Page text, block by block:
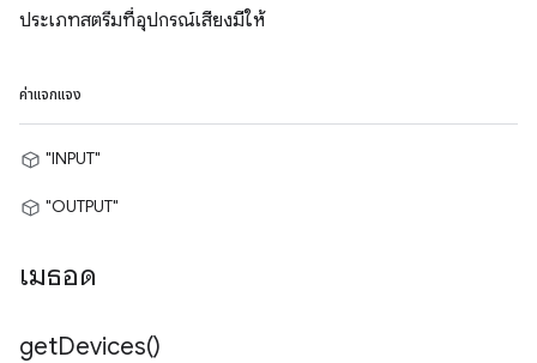
ประเภทสตรีมที่อุปกรณ์เสียงมีให้
ค่าแจกแจง
"INPUT"
"OUTPUT"
เมธอด
getDevices()